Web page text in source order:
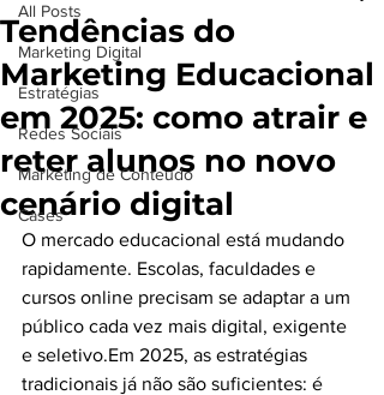
All Posts
Marketing Digital
Estratégias
Redes Sociais
Marketing de Conteúdo
Cases
Tendências do
Marketing Educacional
em 2025: como atrair e
reter alunos no novo
cenário digital
O mercado educacional está mudando
rapidamente. Escolas, faculdades e
cursos online precisam se adaptar a um
público cada vez mais digital, exigente
e seletivo.Em 2025, as estratégias
tradicionais já não são suficientes: é